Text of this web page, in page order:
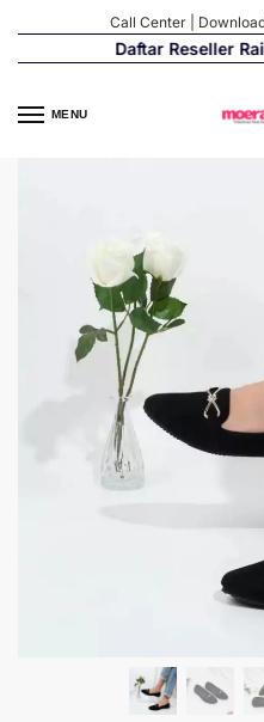
Call Center
Daftar Reseller
MENU